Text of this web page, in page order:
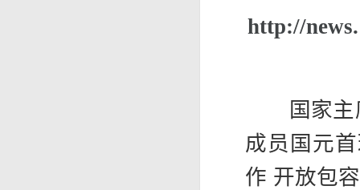
http://
国家主席
成员国元
作 开放包